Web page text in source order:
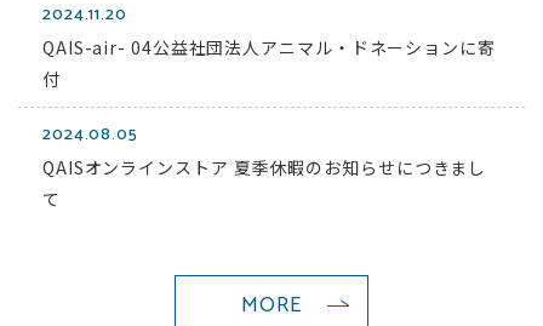
2024.11.20
QAIS-air- 04公益社団法人アニマル・ドネーションに寄
付
2024.08.05
QAISオンラインストア 夏季休暇のお知らせにつきまし
て
MORE